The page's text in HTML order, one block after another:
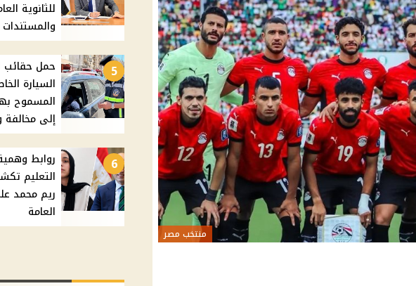
منتخب مصر
للثانوية
5
حمل حقائب
السيارة
المسموح
إلى
6
روابط
التعليم
العامة